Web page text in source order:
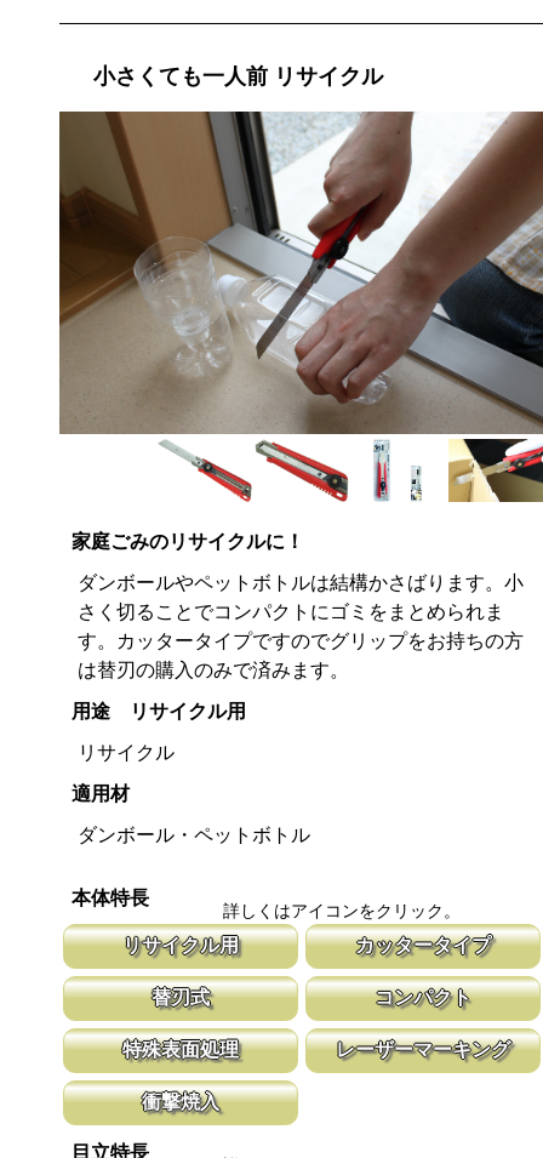
小さくても一人前 リサイクル
家庭ごみのリサイクルに！
ダンボールやペットボトルは結構かさばります。小
さく切ることでコンパクトにゴミをまとめられま
す。カッタータイプですのでグリップをお持ちの方
は替刃の購入のみで済みます。
用途 リサイクル用
リサイクル
適用材
ダンボール・ペットボトル
本体特長
詳しくはアイコンをクリック。
リサイクル用
リサイクル用に開発した波形の刃を採用しています。 ペットボト
ルやダンボール、牛乳パックの切断にご使用頂けます。
カッタータイプ
カッターナイフのグリップを使用した鋸で
大きな鋸を持ち歩くのは大変ですが、この
納可能。
替刃式
新しい鋸刃に取り替える事で、ご購入時の切れ味が復活します。
鋸刃のマーキング（右下）に替刃品番を明記しています。
コンパクト
１８０㎜以下で、道具箱にも収納できる使
げ作業に使いやすいサイズ。 ＤＩＹにも
特殊表面処理
鋸刃表面にメッキ処理をして、サビから鋸をまもっています。 サ
ビにより切断材料を汚す心配がありません。
レーザーマーキング
衝撃焼入
耐摩耗性に優れ、粘りのある刃に仕上がります。これが永切れする
目立特長